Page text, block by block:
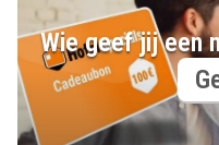
Wie geef jij een